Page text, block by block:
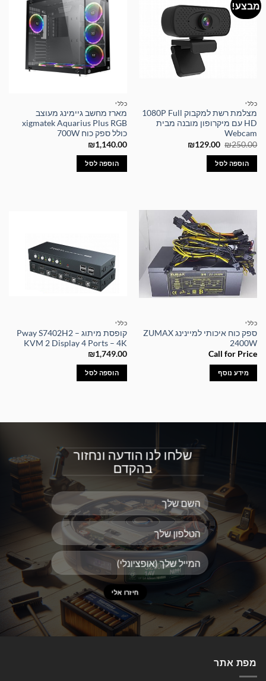
מבצע!
כללי
מצלמת רשת למקבוק 1080P Full
HD עם מיקרופון מובנה מבית
Webcam
₪250.00
המחיר
היה:
₪250.00.
₪129.00
המחיר
הוספה לסל
כללי
מארז מחשב גיימינג מעוצב
xigmatek Aquarius Plus RGB
כולל ספק כוח 700W
₪1,140.00
הוספה לסל
כללי
ספק כוח איכותי למיינינג ZUMAX
2400W
Call for Price
מידע נוסף
כללי
קופסת מיתוג – Pway S7402H2
KVM 2 Display 4 Ports – 4K
₪1,749.00
הוספה לסל
שלחו לנו הודעה ונחזור
בהקדם
מפת אתר